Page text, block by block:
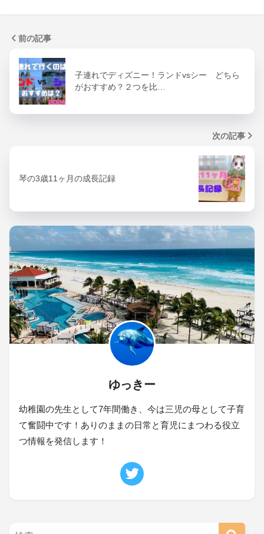
前の記事
子連れでディズニー！ランドvsシー どちら
がおすすめ？２つを比…
次の記事
琴の3歳11ヶ月の成長記録
ゆっきー
幼稚園の先生として7年間働き、今は三児の母として子育
て奮闘中です！ありのままの日常と育児にまつわる役立
つ情報を発信します！